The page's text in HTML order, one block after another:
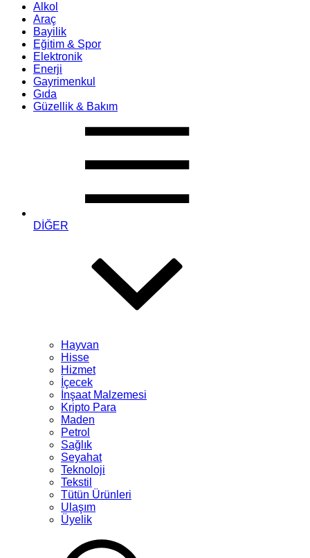
Alkol
Araç
Bayilik
Eğitim & Spor
Elektronik
Enerji
Gayrimenkul
Gıda
Güzellik & Bakım
DİĞER
Hayvan
Hisse
Hizmet
İçecek
İnşaat Malzemesi
Kripto Para
Maden
Petrol
Sağlık
Seyahat
Teknoloji
Tekstil
Tütün Ürünleri
Ulaşım
Üyelik